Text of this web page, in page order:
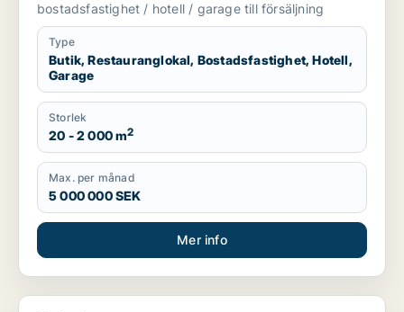
bostadsfastighet / hotell / garage till försäljning
Type
Butik, Restauranglokal, Bostadsfastighet, Hotell,
Garage
Storlek
20 - 2 000 m2
Max. per månad
5 000 000 SEK
Mer info